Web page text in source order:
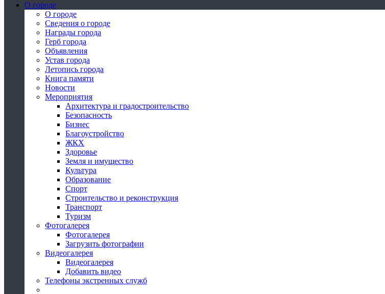
О городе
О городе
Сведения о городе
Награды города
Герб города
Объявления
Устав города
Летопись города
Книга памяти
Новости
Мероприятия
Архитектура и градостроительство
Безопасность
Бизнес
Благоустройство
ЖКХ
Здоровье
Земля и имущество
Культура
Образование
Спорт
Строительство и реконструкция
Транспорт
Туризм
Фотогалерея
Фотогалерея
Загрузить фотографии
Видеогалерея
Видеогалерея
Добавить видео
Телефоны экстренных служб